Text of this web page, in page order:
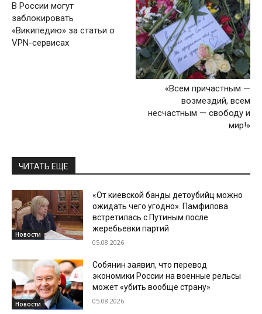
В России могут
заблокировать
«Википедию» за статьи о
VPN-сервисах
«Всем причастным —
возмездий, всем
несчастным — свободу и
мир!»
ЧИТАТЬ ЕЩЕ
Новости
«От киевской банды детоубийц можно
ожидать чего угодно». Памфилова
встретилась с Путиным после
жеребьевки партий
05.08.2026
Новости
Собянин заявил, что перевод
экономики России на военные рельсы
может «убить вообще страну»
05.08.2026